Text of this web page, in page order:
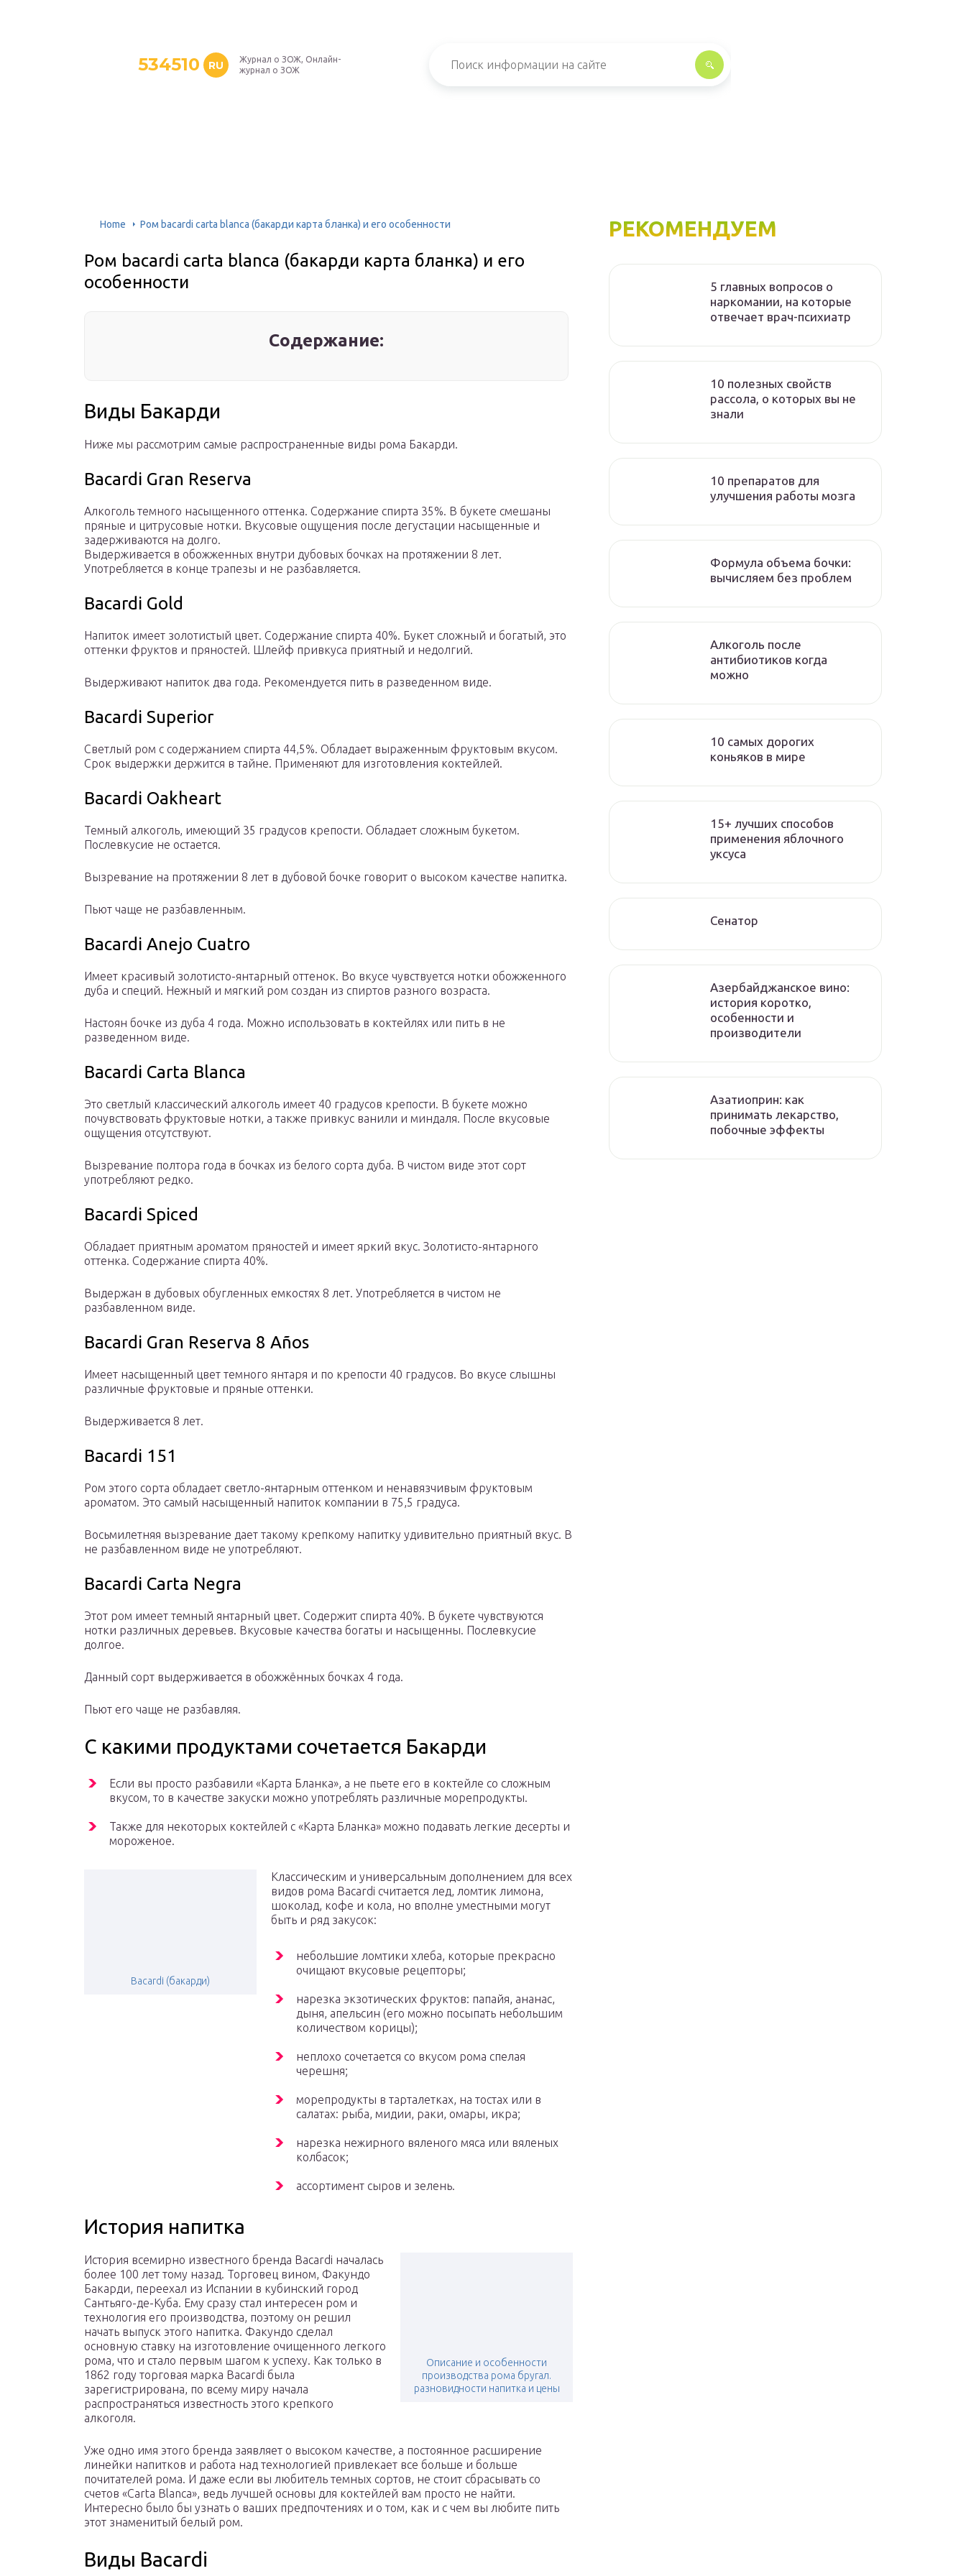
534510 RU
Журнал о ЗОЖ, Онлайн-
журнал о ЗОЖ
Home Ром bacardi carta blanca (бакарди карта бланка) и его особенности
Ром bacardi carta blanca (бакарди карта бланка) и его
особенности
Содержание:
Виды Бакарди
Ниже мы рассмотрим самые распространенные виды рома Бакарди.
Bacardi Gran Reserva
Алкоголь темного насыщенного оттенка. Содержание спирта 35%. В букете смешаны
пряные и цитрусовые нотки. Вкусовые ощущения после дегустации насыщенные и
задерживаются на долго.
Выдерживается в обожженных внутри дубовых бочках на протяжении 8 лет.
Употребляется в конце трапезы и не разбавляется.
Bacardi Gold
Напиток имеет золотистый цвет. Содержание спирта 40%. Букет сложный и богатый, это
оттенки фруктов и пряностей. Шлейф привкуса приятный и недолгий.
Выдерживают напиток два года. Рекомендуется пить в разведенном виде.
Bacardi Superior
Светлый ром с содержанием спирта 44,5%. Обладает выраженным фруктовым вкусом.
Срок выдержки держится в тайне. Применяют для изготовления коктейлей.
Bacardi Oakheart
Темный алкоголь, имеющий 35 градусов крепости. Обладает сложным букетом.
Послевкусие не остается.
Вызревание на протяжении 8 лет в дубовой бочке говорит о высоком качестве напитка.
Пьют чаще не разбавленным.
Bacardi Anejo Cuatro
Имеет красивый золотисто-янтарный оттенок. Во вкусе чувствуется нотки обожженного
дуба и специй. Нежный и мягкий ром создан из спиртов разного возраста.
Настоян бочке из дуба 4 года. Можно использовать в коктейлях или пить в не
разведенном виде.
Bacardi Carta Blanca
Это светлый классический алкоголь имеет 40 градусов крепости. В букете можно
почувствовать фруктовые нотки, а также привкус ванили и миндаля. После вкусовые
ощущения отсутствуют.
Вызревание полтора года в бочках из белого сорта дуба. В чистом виде этот сорт
употребляют редко.
Bacardi Spiced
Обладает приятным ароматом пряностей и имеет яркий вкус. Золотисто-янтарного
оттенка. Содержание спирта 40%.
Выдержан в дубовых обугленных емкостях 8 лет. Употребляется в чистом не
разбавленном виде.
Bacardi Gran Reserva 8 Años
Имеет насыщенный цвет темного янтаря и по крепости 40 градусов. Во вкусе слышны
различные фруктовые и пряные оттенки.
Выдерживается 8 лет.
Bacardi 151
Ром этого сорта обладает светло-янтарным оттенком и ненавязчивым фруктовым
ароматом. Это самый насыщенный напиток компании в 75,5 градуса.
Восьмилетняя вызревание дает такому крепкому напитку удивительно приятный вкус. В
не разбавленном виде не употребляют.
Bacardi Carta Negra
Этот ром имеет темный янтарный цвет. Содержит спирта 40%. В букете чувствуются
нотки различных деревьев. Вкусовые качества богаты и насыщенны. Послевкусие
долгое.
Данный сорт выдерживается в обожжённых бочках 4 года.
Пьют его чаще не разбавляя.
С какими продуктами сочетается Бакарди
Если вы просто разбавили «Карта Бланка», а не пьете его в коктейле со сложным
вкусом, то в качестве закуски можно употреблять различные морепродукты.
Также для некоторых коктейлей с «Карта Бланка» можно подавать легкие десерты и
мороженое.
Bacardi (бакарди)
Классическим и универсальным дополнением для всех
видов рома Bacardi считается лед, ломтик лимона,
шоколад, кофе и кола, но вполне уместными могут
быть и ряд закусок:
небольшие ломтики хлеба, которые прекрасно
очищают вкусовые рецепторы;
нарезка экзотических фруктов: папайя, ананас,
дыня, апельсин (его можно посыпать небольшим
количеством корицы);
неплохо сочетается со вкусом рома спелая
черешня;
морепродукты в тарталетках, на тостах или в
салатах: рыба, мидии, раки, омары, икра;
нарезка нежирного вяленого мяса или вяленых
колбасок;
ассортимент сыров и зелень.
История напитка
Описание и особенности
производства рома бругал.
разновидности напитка и цены
История всемирно известного бренда Bacardi началась
более 100 лет тому назад. Торговец вином, Факундо
Бакарди, переехал из Испании в кубинский город
Сантьяго-де-Куба. Ему сразу стал интересен ром и
технология его производства, поэтому он решил
начать выпуск этого напитка. Факундо сделал
основную ставку на изготовление очищенного легкого
рома, что и стало первым шагом к успеху. Как только в
1862 году торговая марка Bacardi была
зарегистрирована, по всему миру начала
распространяться известность этого крепкого
алкоголя.
Уже одно имя этого бренда заявляет о высоком качестве, а постоянное расширение
линейки напитков и работа над технологией привлекает все больше и больше
почитателей рома. И даже если вы любитель темных сортов, не стоит сбрасывать со
счетов «Carta Blanca», ведь лучшей основы для коктейлей вам просто не найти.
Интересно было бы узнать о ваших предпочтениях и о том, как и с чем вы любите пить
этот знаменитый белый ром.
Виды Bacardi
РЕКОМЕНДУЕМ
5 главных вопросов о
наркомании, на которые
отвечает врач-психиатр
10 полезных свойств
рассола, о которых вы не
знали
10 препаратов для
улучшения работы мозга
Формула объема бочки:
вычисляем без проблем
Алкоголь после
антибиотиков когда
можно
10 самых дорогих
коньяков в мире
15+ лучших способов
применения яблочного
уксуса
Сенатор
Азербайджанское вино:
история коротко,
особенности и
производители
Азатиоприн: как
принимать лекарство,
побочные эффекты